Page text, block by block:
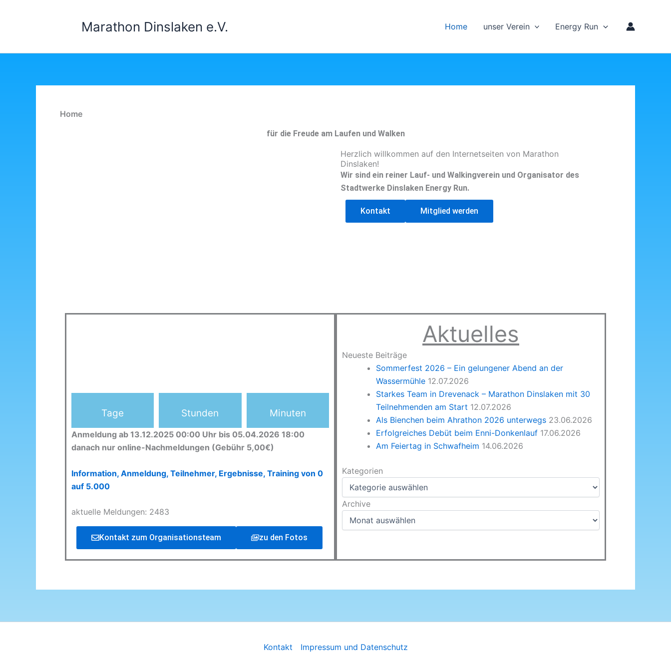
Marathon Dinslaken e.V. Home unser Verein Energy Run
Home
für die Freude am Laufen und Walken
Herzlich willkommen auf den Internetseiten von Marathon
Dinslaken!
Wir sind ein reiner Lauf- und Walkingverein und Organisator des
Stadtwerke Dinslaken Energy Run.
Kontakt Mitglied werden
Tage Stunden Minuten
Anmeldung ab 13.12.2025 00:00 Uhr bis 05.04.2026 18:00
danach nur online-Nachmeldungen (Gebühr 5,00€)
Information, Anmeldung, Teilnehmer, Ergebnisse, Training von 0
auf 5.000
aktuelle Meldungen: 2483
Kontakt zum Organisationsteam zu den Fotos
Aktuelles
Neueste Beiträge
Sommerfest 2026 – Ein gelungener Abend an der
Wassermühle 12.07.2026
Starkes Team in Drevenack – Marathon Dinslaken mit 30
Teilnehmenden am Start 12.07.2026
Als Bienchen beim Ahrathon 2026 unterwegs 23.06.2026
Erfolgreiches Debüt beim Enni-Donkenlauf 17.06.2026
Am Feiertag in Schwafheim 14.06.2026
Kategorien
Kategorien
Archive
Archive
Kontakt Impressum und Datenschutz